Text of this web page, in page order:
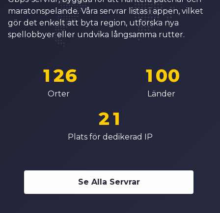
maratonspelande. Våra servrar listas i appen, vilket
gör det enkelt att byta region, utforska nya
spellobbyer eller undvika långsamma rutter.
1
2
8
8
9
0
2
3
9
2
3
4
6
7
9
Orter
1
2
4
5
8
6
7
8
0
1
7
6
7
8
0
1
7
Länder
2
3
5
6
5
6
1
2
4
5
Plats för dedikerad IP
Se Alla Servrar